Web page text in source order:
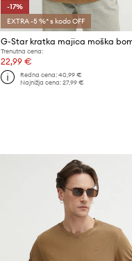
-17%
EXTRA -5 %* s kodo OFF
Trenutna cena:
22,99 €
Redna cena: 40,99 €
Najnižja cena: 27,99 €